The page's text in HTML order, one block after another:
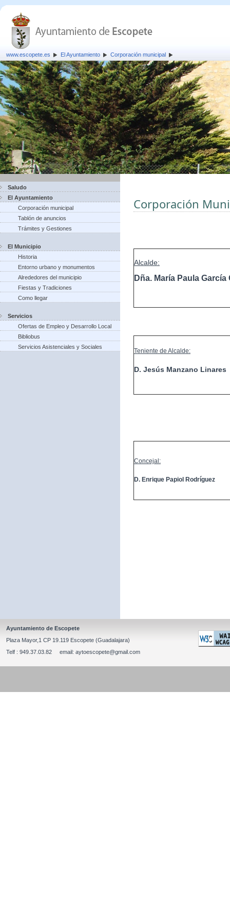
www.escopete.es El Ayuntamiento Corporación municipal
Saludo
El Ayuntamiento
Corporación municipal
Tablón de anuncios
Trámites y Gestiones
El Municipio
Historia
Entorno urbano y monumentos
Alrededores del municipio
Fiestas y Tradiciones
Como llegar
Servicios
Ofertas de Empleo y Desarrollo Local
Bibliobus
Servicios Asistenciales y Sociales
Corporación
Alcalde:
Dña. María Paula
Teniente de Alcalde:
D. Jesús Manzano Linares
Concejal:
D. Enrique Papiol Rodríguez
Ayuntamiento de Escopete
Plaza Mayor,1 CP 19.119 Escopete (Guadalajara)
Telf : 949.37.03.82 email: aytoescopete@gmail.com